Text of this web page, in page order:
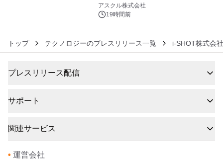
アスクル株式会社
19時間前
トップ テクノロジーのプレスリリース一覧 i-SHOT株式会社
プレスリリース配信
サポート
関連サービス
• 運営会社